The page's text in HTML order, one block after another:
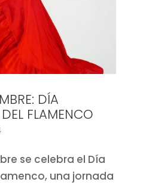
DÍA
FLAMENCO
se celebra el Día
una jornada